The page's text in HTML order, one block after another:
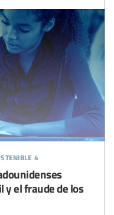
4
y el fraude de los